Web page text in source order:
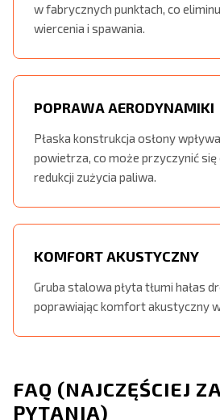
w fabrycznych punktach, co
wiercenia i spawania.
POPRAWA AERODYNAMIKI
Płaska konstrukcja osłony
powietrza, co może przyczynić się
redukcji zużycia paliwa.
KOMFORT AKUSTYCZNY
Gruba stalowa płyta tłumi hałas
poprawiając komfort akustyczny
FAQ (NAJCZĘŚCIEJ
PYTANIA)